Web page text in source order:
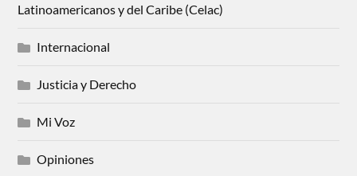
Latinoamericanos y del Caribe (Celac)
Internacional
Justicia y Derecho
Mi Voz
Opiniones